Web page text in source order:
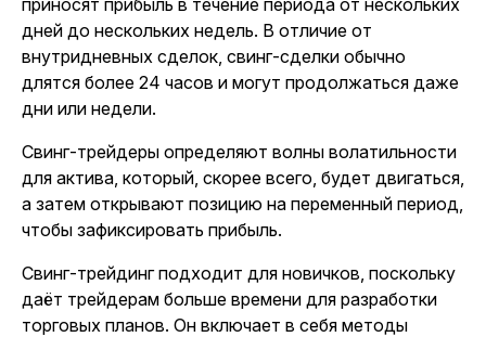
приносят прибыль в течение периода от нескольких
дней до нескольких недель. В отличие от
внутридневных сделок, свинг-сделки обычно
длятся более 24 часов и могут продолжаться даже
дни или недели.
Свинг-трейдеры определяют волны волатильности
для актива, который, скорее всего, будет двигаться,
а затем открывают позицию на переменный период,
чтобы зафиксировать прибыль.
Свинг-трейдинг подходит для новичков, поскольку
даёт трейдерам больше времени для разработки
торговых планов. Он включает в себя методы